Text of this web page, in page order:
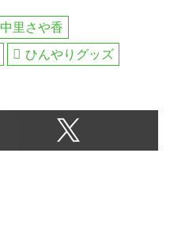
中里さや香
ひんやりグッズ